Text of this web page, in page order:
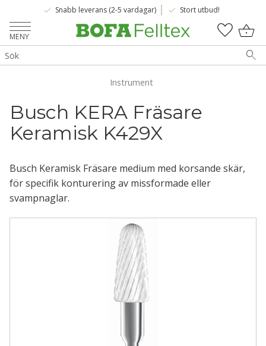
Meny
done Snabb leverans (2-5 vardagar) done Stort utbud!
Instrument
Busch KERA Fräsare
Keramisk K429X
Busch Keramisk Fräsare medium med korsande skär,
för specifik konturering av missformade eller
svampnaglar.